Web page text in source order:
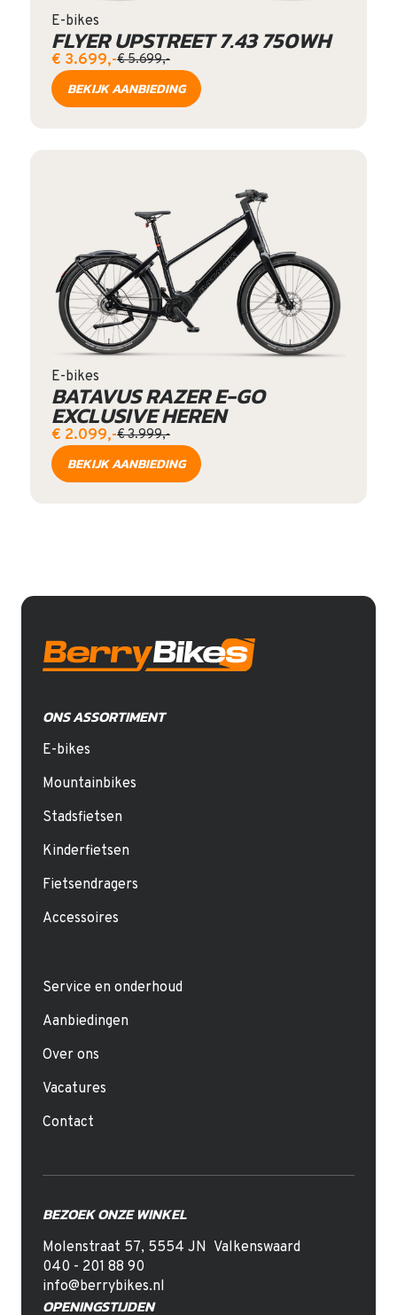
E-bikes
FLYER UPSTREET 7.43 750WH
€ 3.699,-€ 5.699,-
BEKIJK AANBIEDING
E-bikes
BATAVUS RAZER E-GO
EXCLUSIVE HEREN
€ 2.099,-€ 3.999,-
BEKIJK AANBIEDING
ONS ASSORTIMENT
E-bikes
Mountainbikes
Stadsfietsen
Kinderfietsen
Fietsendragers
Accessoires
Service en onderhoud
Aanbiedingen
Over ons
Vacatures
Contact
BEZOEK ONZE WINKEL
Molenstraat 57, 5554 JN Valkenswaard
040 - 201 88 90
info@berrybikes.nl
OPENINGSTIJDEN